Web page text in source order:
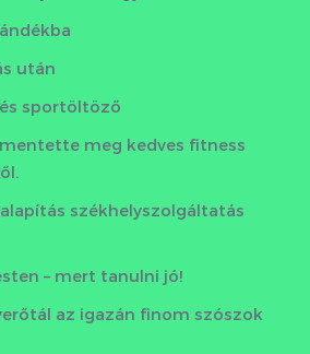
után
sportöltöző
meg kedves fitness
székhelyszolgáltatás
– mert tanulni jó!
az igazán finom szószok